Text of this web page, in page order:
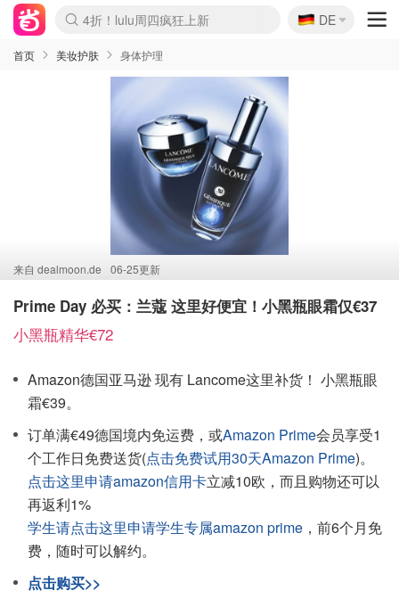
Boticinal 夏促开抢！
4折！lulu周四疯狂上新
还没结束！&OtherStories大促
Joybuy变相75折 随时失效
速领！Stanley独家85折
疑似霸哥！Camper额外叠85折
Zalando 奥莱闪促！每日更新
Moncler反季囤！5折起+叠9折
Coach Brooklyn仅€192
🇩🇪
DE
首页 美妆护肤 身体护理
来自 dealmoon.de 06-25更新
Prime Day 必买：兰蔻 这里好便宜！小黑瓶眼霜仅€37
小黑瓶精华€72
Amazon德国亚马逊 现有 Lancome这里补货！ 小黑瓶眼
霜€39。
订单满€49德国境内免运费，或Amazon Prime会员享受1
个工作日免费送货(点击免费试用30天Amazon Prime)。
点击这里申请amazon信用卡立减10欧，而且购物还可以
再返利1%
学生请点击这里申请学生专属amazon prime ，前6个月免
费，随时可以解约。
点击购买>>